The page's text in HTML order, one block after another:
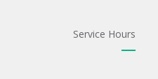
Service Hours